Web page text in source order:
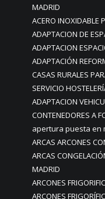
MADRID
ACERO INOXIDABLE
ADAPTACION DE
ADAPTACION
ADAPTACIÓN
CASAS RURALES
SERVICIO
ADAPTACION
CONTENEDORES A
apertura puesta en
ARCAS ARCONES
ARCAS
MADRID
ARCONES
ARCONES